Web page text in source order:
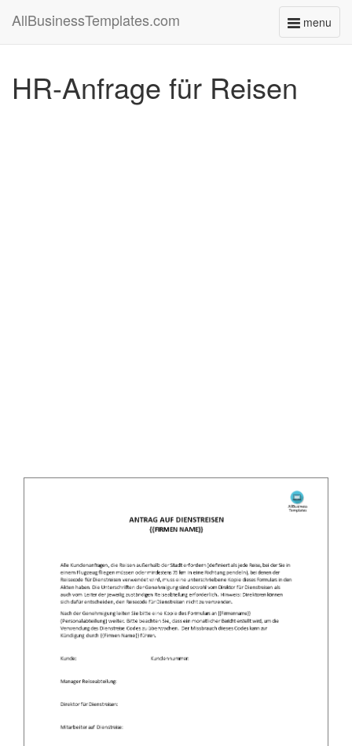
menu
Toggle
AllBusinessTemplates.com
HR-Anfrage für Reisen